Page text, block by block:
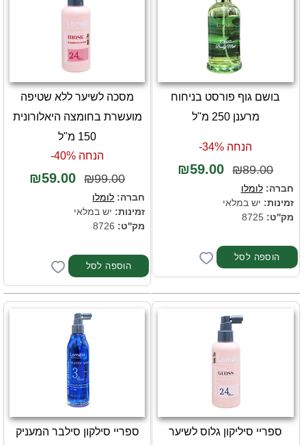
בושם גוף פורסט בניחוח
מרענן 250 מ"ל
הנחה 34%-
₪89.00
₪59.00
חברה:לומלו
זמינות: יש במלאי
מק''ט: 8725
מסכה לשיער ללא שטיפה
מועשרת בחומצה היאלורונית
150 מ"ל
הנחה 40%-
₪99.00
₪59.00
חברה: לומלו
זמינות: יש במלאי
מק''ט:
ספריי סיליקון גלוס לשיער
ספריי סילקון סילבר המעניק